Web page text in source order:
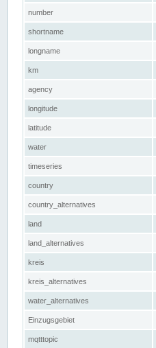
number
shortname
longname
km
agency
longitude
latitude
water
timeseries
country
country_alternatives
land
land_alternatives
kreis
kreis_alternatives
water_alternatives
Einzugsgebiet
mqtttopic